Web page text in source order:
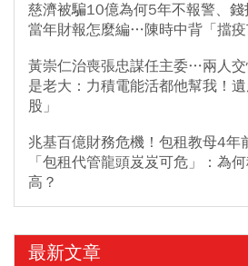
慈濟被騙10億為何5年不報警、錢
當年財報怎麼編…陳時中背「擋
黃崇仁治喪張忠謀任主委…兩人
是老大：力積電能活都他幫我！
股」
兆基百億財務危機！包租教母4年
「包租代管龍頭岌岌可危」：為
高？
最新文章